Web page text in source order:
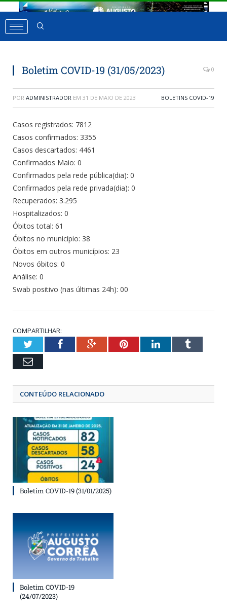
Boletim COVID-19 (31/05/2023) 0
POR ADMINISTRADOR EM 31 DE MAIO DE 2023 BOLETINS COVID-19
Casos registrados: 7812
Casos confirmados: 3355
Casos descartados: 4461
Confirmados Maio: 0
Confirmados pela rede pública(dia): 0
Confirmados pela rede privada(dia): 0
Recuperados: 3.295
Hospitalizados: 0
Óbitos total: 61
Óbitos no município: 38
Óbitos em outros municípios: 23
Novos óbitos: 0
Análise: 0
Swab positivo (nas últimas 24h): 00
COMPARTILHAR:
TwitterFacebookGoogle+Pinterest
LinkedIn
Email
CONTEÚDO RELACIONADO
Boletim COVID-19 (31/01/2025)
Boletim COVID-19
(24/07/2023)